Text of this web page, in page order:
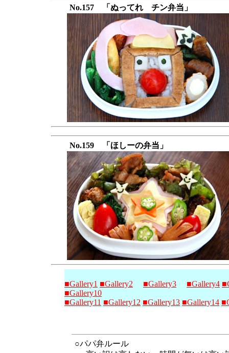
No.157 「ぬってれ チン弁当」
No.159 「ほしーの弁当」
■Gallery1 ■Gallery2 ■Gallery3 ■Gallery4
■Gallery10
■Gallery11 ■Gallery12 ■Gallery13 ■Gallery14
○パパ弁ルール